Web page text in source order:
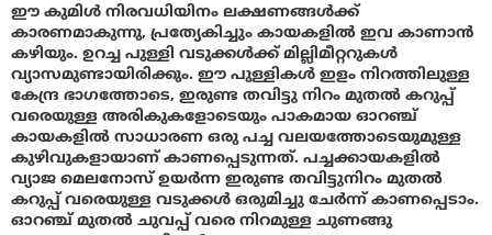
ഈ കുമിള്‍ നിരവധിയിനം ലക്ഷണങ്ങള്‍ക്ക്
കാരണമാകുന്നു, പ്രത്യേകിച്ചും കായകളില്‍ ഇവ കാണാന്‍
കഴിയും. ഉറച്ച പുള്ളി വടുക്കള്‍ക്ക് മില്ലിമീറ്ററുകള്‍
വ്യാസമുണ്ടായിരിക്കും. ഈ പുള്ളികള്‍ ഇളം നിറത്തിലുള്ള
കേന്ദ്ര ഭാഗത്തോടെ, ഇരുണ്ട തവിട്ടു നിറം മുതല്‍ കറുപ്പ്
വരെയുള്ള അരികുകളോടെയും പാകമായ ഓറഞ്ച്
കായകളില്‍ സാധാരണ ഒരു പച്ച വലയത്തോടെയുമുള്ള
കുഴിവുകളായാണ് കാണപ്പെടുന്നത്. പച്ചക്കായകളില്‍
വ്യാജ മെലനോസ് ഉയര്‍ന്ന ഇരുണ്ട തവിട്ടുനിറം മുതല്‍
കറുപ്പ് വരെയുള്ള വടുക്കള്‍ ഒരുമിച്ചു ചേര്‍ന്ന് കാണപ്പെടാം.
ഓറഞ്ച് മുതല്‍ ചുവപ്പ് വരെ നിറമുള്ള ചുണങ്ങു